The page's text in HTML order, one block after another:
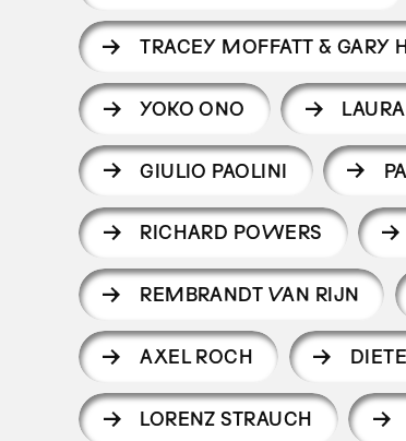
TRACEY MOFFATT & GARY
YOKO ONO
GIULIO PAOLINI
RICHARD POWERS
REMBRANDT VAN RIJN
AXEL ROCH
LORENZ STRAUCH